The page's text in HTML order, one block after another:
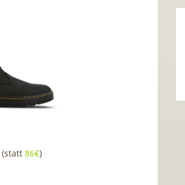
(statt 86€)